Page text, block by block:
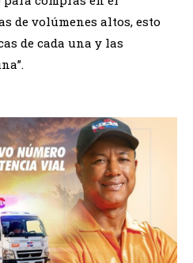
de volúmenes altos, esto
de cada una y las